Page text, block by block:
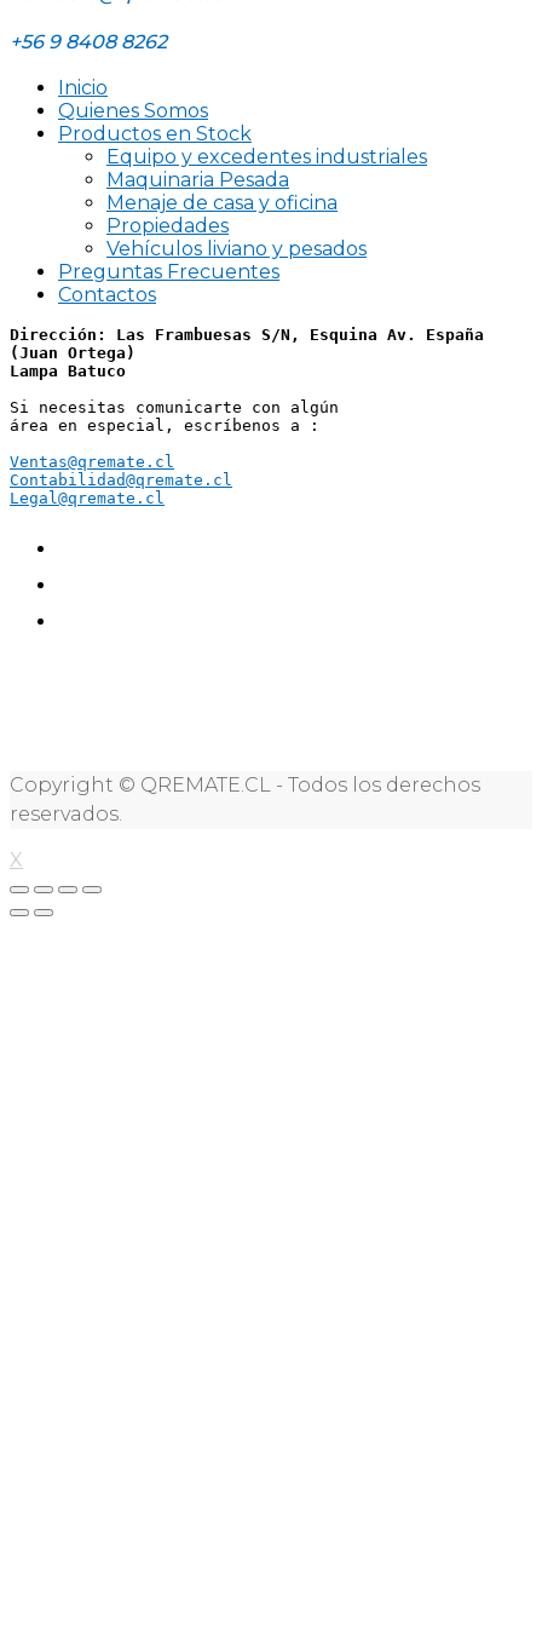
+56 9 8408 8262
Inicio
Quienes Somos
Productos en Stock
Equipo y excedentes industriales
Maquinaria Pesada
Menaje de casa y oficina
Propiedades
Vehículos liviano y pesados
Preguntas Frecuentes
Contactos
Dirección: Las Frambuesas S/N, Esquina Av. España
(Juan Ortega)
Lampa Batuco
Si necesitas comunicarte con algún
área en especial, escríbenos a :
Ventas@qremate.cl
Contabilidad@qremate.cl
Legal@qremate.cl
Copyright © QREMATE.CL - Todos los derechos
reservados.
X